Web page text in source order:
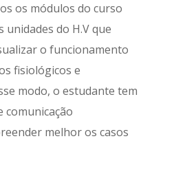
os módulos do curso
unidades do H.V que
o funcionamento
fisiológicos e
modo, o estudante tem
comunicação
melhor os casos